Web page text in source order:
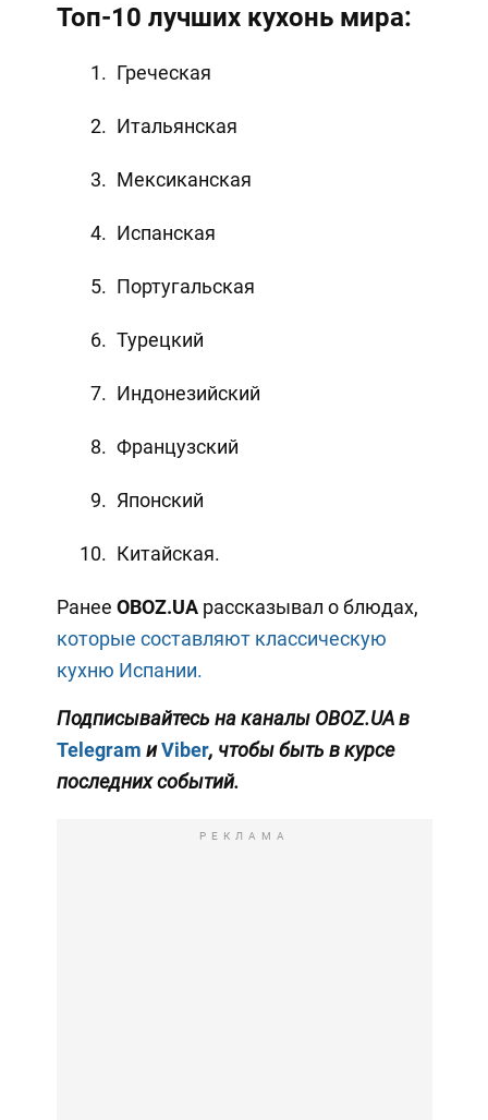
Топ-10 лучших кухонь мира:
Греческая
Итальянская
Мексиканская
Испанская
Португальская
Турецкий
Индонезийский
Французский
Японский
Китайская.
Ранее OBOZ.UA рассказывал о блюдах,
которые составляют классическую
кухню Испании.
Подписывайтесь на каналы OBOZ.UA в
Telegram иViber, чтобы быть в курсе
последних событий.
РЕКЛАМА